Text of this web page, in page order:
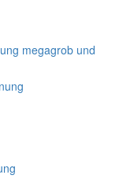
megagrob und